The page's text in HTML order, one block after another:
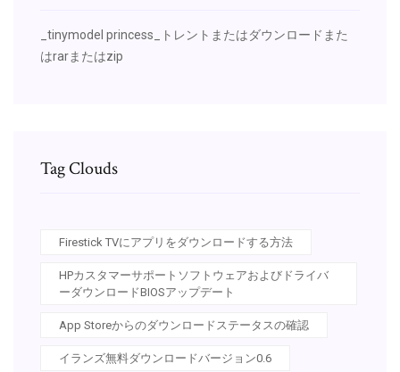
_tinymodel princess_トレントまたはダウンロードまた
はrarまたはzip
Tag Clouds
Firestick TVにアプリをダウンロードする方法
HPカスタマーサポートソフトウェアおよびドライバ
ーダウンロードBIOSアップデート
App Storeからのダウンロードステータスの確認
イランズ無料ダウンロードバージョン0.6